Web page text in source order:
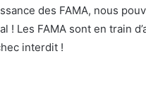
des FAMA, nous
Les FAMA sont en train
interdit !